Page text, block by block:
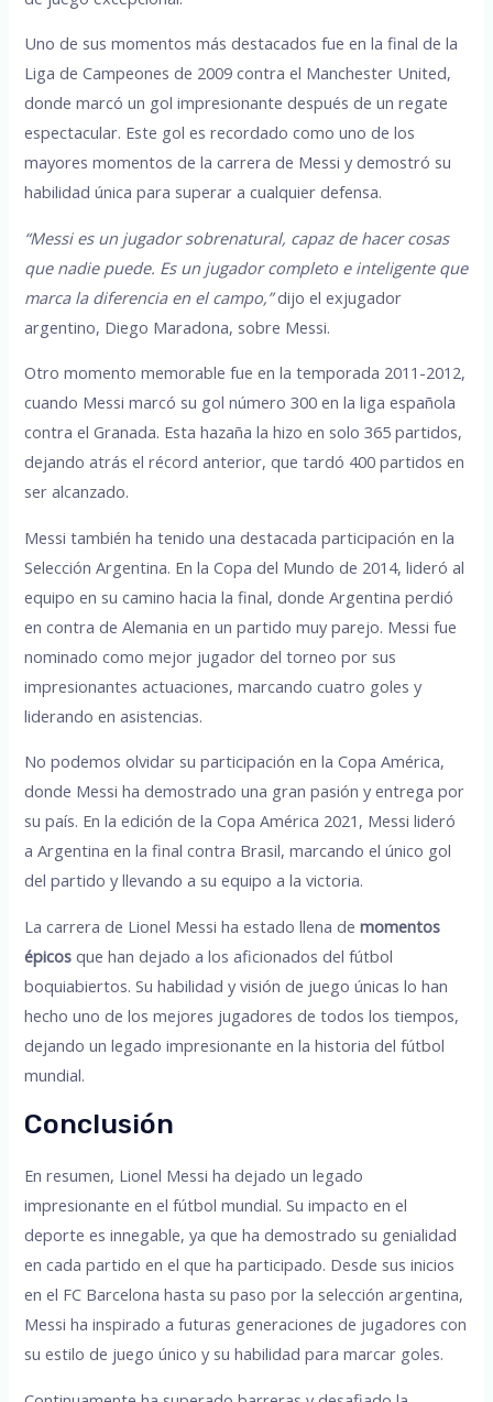
Uno de sus momentos más destacados fue en la final de la
Liga de Campeones de 2009 contra el Manchester United,
donde marcó un gol impresionante después de un regate
espectacular. Este gol es recordado como uno de los
mayores momentos de la carrera de Messi y demostró su
habilidad única para superar a cualquier defensa.
“Messi es un jugador sobrenatural, capaz de hacer cosas
que nadie puede. Es un jugador completo e inteligente que
marca la diferencia en el campo,”dijo el exjugador
argentino, Diego Maradona, sobre Messi.
Otro momento memorable fue en la temporada 2011-2012,
cuando Messi marcó su gol número 300 en la liga española
contra el Granada. Esta hazaña la hizo en solo 365 partidos,
dejando atrás el récord anterior, que tardó 400 partidos en
ser alcanzado.
Messi también ha tenido una destacada participación en la
Selección Argentina. En la Copa del Mundo de 2014, lideró al
equipo en su camino hacia la final, donde Argentina perdió
en contra de Alemania en un partido muy parejo. Messi fue
nominado como mejor jugador del torneo por sus
impresionantes actuaciones, marcando cuatro goles y
liderando en asistencias.
No podemos olvidar su participación en la Copa América,
donde Messi ha demostrado una gran pasión y entrega por
su país. En la edición de la Copa América 2021, Messi lideró
a Argentina en la final contra Brasil, marcando el único gol
del partido y llevando a su equipo a la victoria.
La carrera de Lionel Messi ha estado llena demomentos
épicos que han dejado a los aficionados del fútbol
boquiabiertos. Su habilidad y visión de juego únicas lo han
hecho uno de los mejores jugadores de todos los tiempos,
dejando un legado impresionante en la historia del fútbol
mundial.
Conclusión
En resumen, Lionel Messi ha dejado un legado
impresionante en el fútbol mundial. Su impacto en el
deporte es innegable, ya que ha demostrado su genialidad
en cada partido en el que ha participado. Desde sus inicios
en el FC Barcelona hasta su paso por la selección argentina,
Messi ha inspirado a futuras generaciones de jugadores con
su estilo de juego único y su habilidad para marcar goles.